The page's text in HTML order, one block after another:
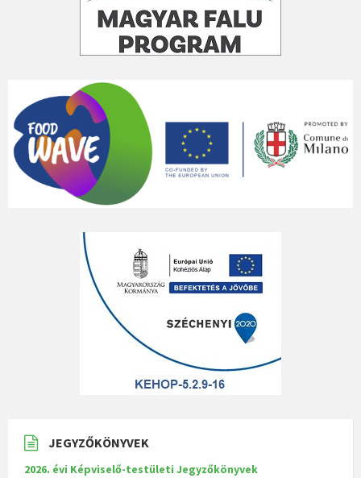
JEGYZŐKÖNYVEK
2026. évi Képviselő-testületi Jegyzőkönyvek